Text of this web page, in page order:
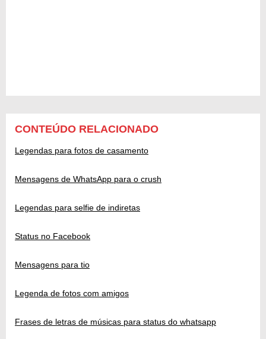
CONTEÚDO RELACIONADO
Legendas para fotos de casamento
Mensagens de WhatsApp para o crush
Legendas para selfie de indiretas
Status no Facebook
Mensagens para tio
Legenda de fotos com amigos
Frases de letras de músicas para status do whatsapp